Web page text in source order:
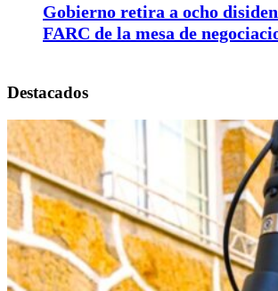
Gobierno retira a ocho
FARC de la mesa de
Destacados